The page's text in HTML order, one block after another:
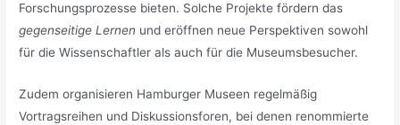
Forschungsprozesse bieten. Solche Projekte fördern das
gegenseitige Lernen und eröffnen neue Perspektiven sowohl
für die Wissenschaftler als auch für die Museumsbesucher.
Zudem organisieren Hamburger Museen regelmäßig
Vortragsreihen und Diskussionsforen, bei denen renommierte